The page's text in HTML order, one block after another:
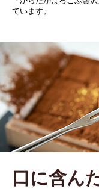
ています。
口に含ん